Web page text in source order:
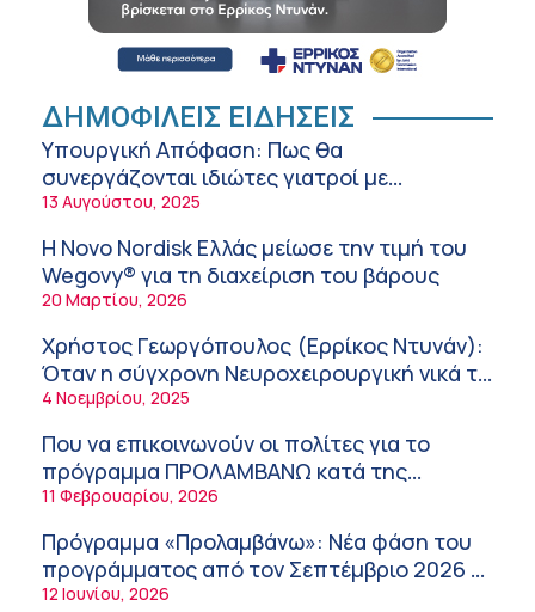
Αθανάσιος Μανώλης (Metropolitan
Hospital): Καρδιοπαθείς και καλοκαίρι –
Διακοπές με ασφάλεια
Ειρήνη Ζίγκιρη (Ερρίκος Ντυνάν): H θερμική
καταπόνηση στους ηλικιωμένους
εργαζόμενους
6:11 πμ
Σύσκεψη στον ΕΟΦ για την ομαλή
λειτουργία της εφοδιαστικής αλυσίδας των
φαρμάκων στη διάρκεια του καλοκαιριού
12:08 μμ
Μιχάλης Τάτσης, Insurance & Healthcare
Analyst, διευθυντής Επιχειρηματικής
Ανάπτυξης Ομίλου HHG
11:54 πμ
Kavita Patel: Ένα στα πέντε καινοτόμα
φάρμακα φτάνει τελικά στην Ελλάδα
9:21 πμ
Υπάρχει τελικά «δίαιτα θυρεοειδούς»; Τι
λέει η επιστήμη για τη διατροφή και τα
συμπληρώματα
7:38 πμ
Πυρκαγιά στη Δυτική Αττική: Οι κίνδυνοι για
ΔΗΜΟΦΙΛΕΙΣ ΕΙΔΗΣΕΙΣ
Υπουργική Απόφαση: Πως θα
συνεργάζονται ιδιώτες γιατροί με
νοσοκομεία του δημοσίου συστήματος
13 Αυγούστου, 2025
Η Novo Nordisk Ελλάς μείωσε την τιμή του
Wegovy® για τη διαχείριση του βάρους
20 Μαρτίου, 2026
Χρήστος Γεωργόπουλος (Ερρίκος Ντυνάν):
Όταν η σύγχρονη Νευροχειρουργική νικά το
φόβο!
4 Νοεμβρίου, 2025
Που να επικοινωνούν οι πολίτες για το
πρόγραμμα ΠΡΟΛΑΜΒΑΝΩ κατά της
παχυσαρκίας
11 Φεβρουαρίου, 2026
Πρόγραμμα «Προλαμβάνω»: Νέα φάση του
προγράμματος από τον Σεπτέμβριο 2026 –
Δωρεάν προληπτικές εξετάσεις έως το
12 Ιουνίου, 2026